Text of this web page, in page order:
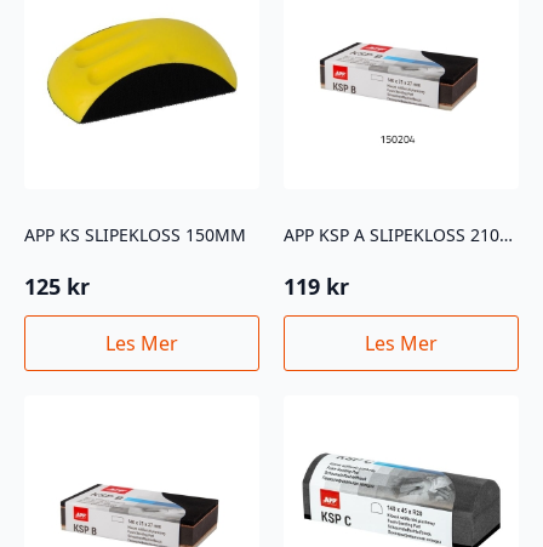
Alternativene
velges
produktsiden
velges
APP KS SLIPEKLOSS 150MM
125 kr
Les Mer
APP KSP A SLIPEKLOSS 210X75X27MM
119 kr
Les Mer